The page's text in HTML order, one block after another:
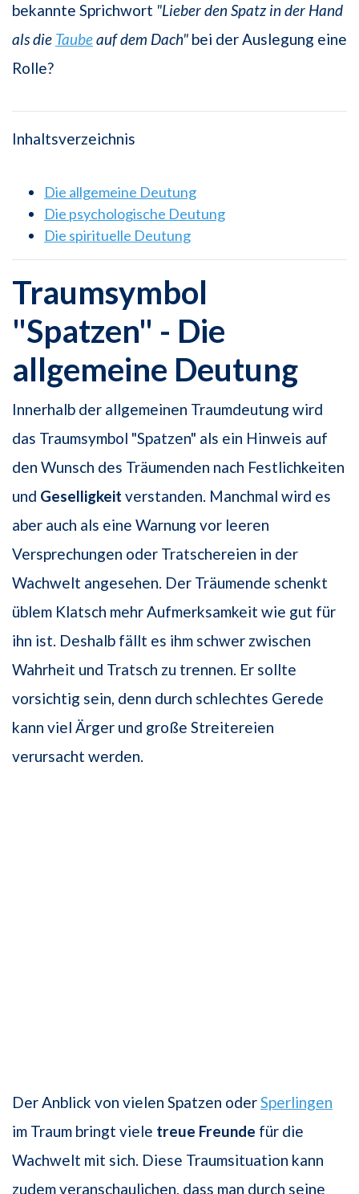
bekannte Sprichwort "Lieber den Spatz in der Hand
als die Taubeauf dem Dach" bei der Auslegung eine
Rolle?
Inhaltsverzeichnis
Die allgemeine Deutung
Die psychologische Deutung
Die spirituelle Deutung
Traumsymbol
"Spatzen" - Die
allgemeine Deutung
Innerhalb der allgemeinen Traumdeutung wird
das Traumsymbol "Spatzen" als ein Hinweis auf
den Wunsch des Träumenden nach Festlichkeiten
und Geselligkeit verstanden. Manchmal wird es
aber auch als eine Warnung vor leeren
Versprechungen oder Tratschereien in der
Wachwelt angesehen. Der Träumende schenkt
üblem Klatsch mehr Aufmerksamkeit wie gut für
ihn ist. Deshalb fällt es ihm schwer zwischen
Wahrheit und Tratsch zu trennen. Er sollte
vorsichtig sein, denn durch schlechtes Gerede
kann viel Ärger und große Streitereien
verursacht werden.
Der Anblick von vielen Spatzen oderSperlingen
im Traum bringt viele treue Freunde für die
Wachwelt mit sich. Diese Traumsituation kann
zudem veranschaulichen, dass man durch seine